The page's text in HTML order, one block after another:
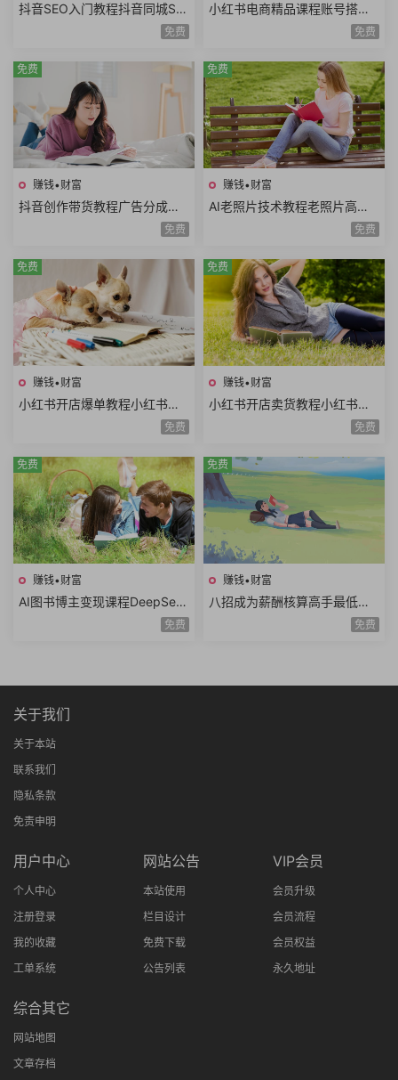
抖音SEO入门教程抖音同城SE
O优化技巧关键词挖掘抖音搜
免费
小红书电商精品课程账号搭建
店铺开通选品技巧拍摄剪辑店
免费
赚钱•财富
抖音创作带货教程广告分成计
划高清视频拍摄AI类APP使用
免费
免费
赚钱•财富
AI老照片技术教程老照片高清
修复动作视频说话视频黑白照
免费
免费
赚钱•财富
小红书开店爆单教程小红书店
铺矩阵寻找爆品淘宝选品拼多
免费
免费
赚钱•财富
小红书开店卖货教程小红书日
常运营对标同行小红书店铺管
免费
免费
赚钱•财富
AI图书博主变现课程DeepSee
k生成原创图片爆款内容文案图
免费
免费
赚钱•财富
八招成为薪酬核算高手最低工
资个人所得税经济补偿金绩效
薪资考勤薪资薪酬管理8课时
免费
免费
关于我们
关于本站
联系我们
隐私条款
免责申明
用户中心
个人中心
注册登录
我的收藏
工单系统
网站公告
本站使用
栏目设计
免费下载
公告列表
VIP会员
会员升级
会员流程
会员权益
永久地址
综合其它
网站地图
文章存档